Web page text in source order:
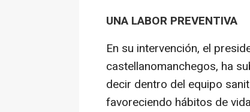
UNA LABOR PREVENTIVA
En su intervención, el
castellanomanchegos, ha
decir dentro del equipo
favoreciendo hábitos de